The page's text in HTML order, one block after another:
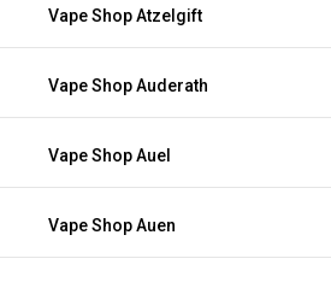
Vape Shop Atzelgift
Vape Shop Auderath
Vape Shop Auel
Vape Shop Auen